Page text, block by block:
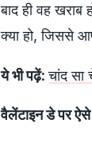
बाद ही वह
क्‍या हो, जिससे
ये भी पढ़ें:चांद सा
वैलेंटाइन डे पर